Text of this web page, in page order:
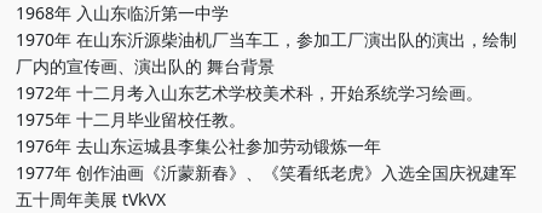
1968年 入山东临沂第一中学
1970年 在山东沂源柴油机厂当车工，参加工厂演出队的演出，绘制
厂内的宣传画、演出队的 舞台背景
1972年 十二月考入山东艺术学校美术科，开始系统学习绘画。
1975年 十二月毕业留校任教。
1976年 去山东运城县李集公社参加劳动锻炼一年
1977年 创作油画《沂蒙新春》、《笑看纸老虎》入选全国庆祝建军
五十周年美展 tVkVX